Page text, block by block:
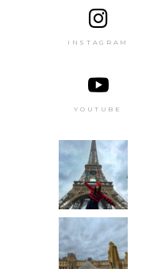
INSTAGRAM
YOUTUBE